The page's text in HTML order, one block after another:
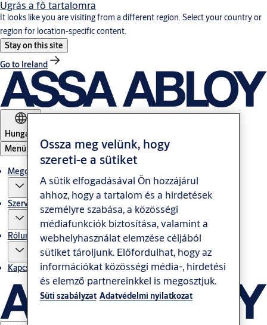
Ugrás a fő tartalomra
It looks like you are visiting from a different region. Select your country or
region for location-specific content.
Stay on this site
Go to Ireland
Hungary
Menü
Megoldás
Szerviz
Rólunk
Kapcsolatok
Ossza meg velünk, hogy
szereti-e a sütiket
A sütik elfogadásával Ön hozzájárul
ahhoz, hogy a tartalom és a hirdetések
személyre szabása, a közösségi
médiafunkciók biztosítása, valamint a
webhelyhasználat elemzése céljából
sütiket tároljunk. Előfordulhat, hogy az
információkat közösségi média-, hirdetési
és elemző partnereinkkel is megosztjuk.
Süti szabályzat Adatvédelmi nyilatkozat